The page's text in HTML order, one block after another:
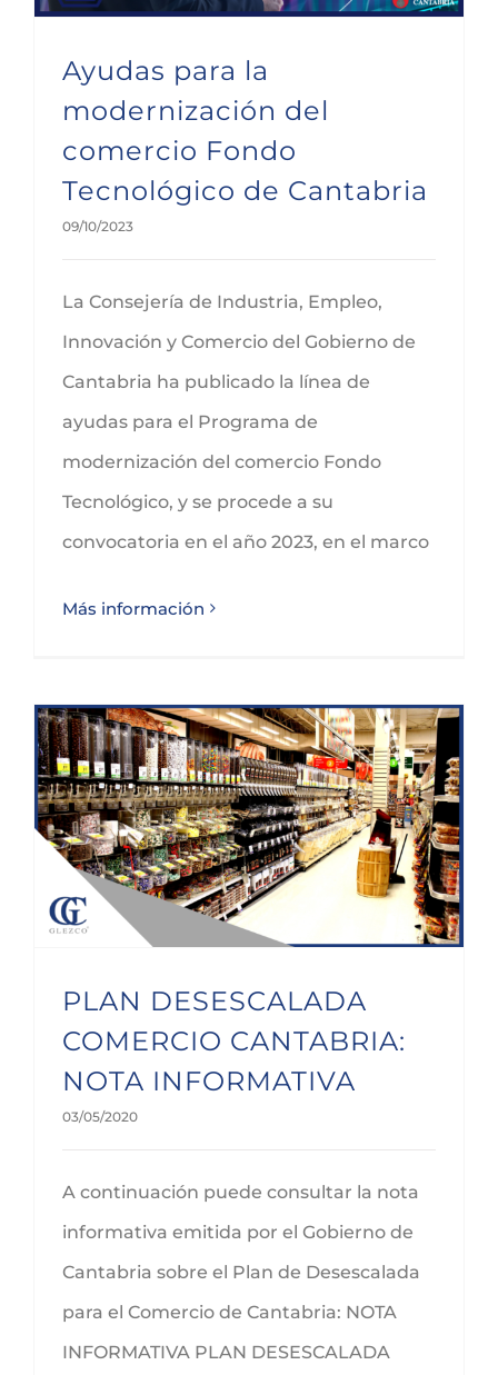
Ayudas para la
modernización del
comercio Fondo
Tecnológico de Cantabria
09/10/2023
La Consejería de Industria, Empleo,
Innovación y Comercio del Gobierno de
Cantabria ha publicado la línea de
ayudas para el Programa de
modernización del comercio Fondo
Tecnológico, y se procede a su
convocatoria en el año 2023, en el marco
Más información
PLAN DESESCALADA
COMERCIO CANTABRIA:
NOTA INFORMATIVA
03/05/2020
A continuación puede consultar la nota
informativa emitida por el Gobierno de
Cantabria sobre el Plan de Desescalada
para el Comercio de Cantabria: NOTA
INFORMATIVA PLAN DESESCALADA